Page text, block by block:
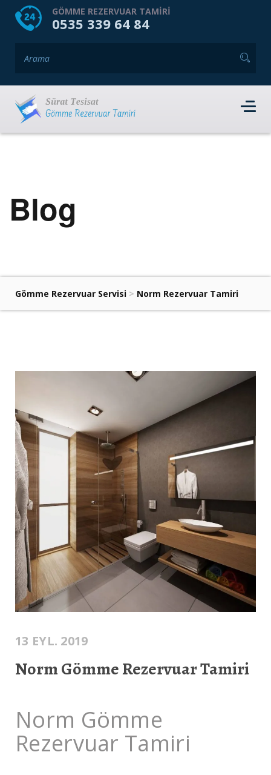
HOME HAKKIMIZDA
GÖMME REZERVUAR TAMIRI
0535 339 64 84
Blog
Gömme Rezervuar Servisi > Norm Rezervuar Tamiri
13 EYL. 2019
Norm Gömme Rezervuar Tamiri
Norm Gömme
Rezervuar Tamiri